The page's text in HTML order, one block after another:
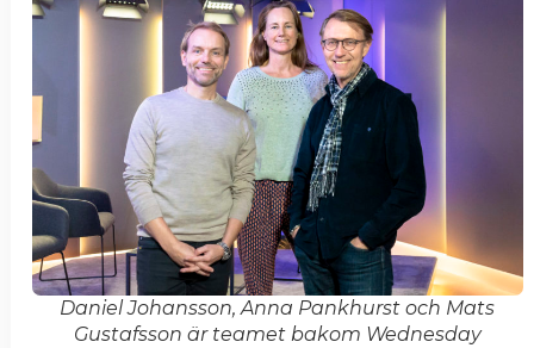
Daniel Johansson, Anna Pankhurst och Mats
Gustafsson är teamet bakom Wednesday